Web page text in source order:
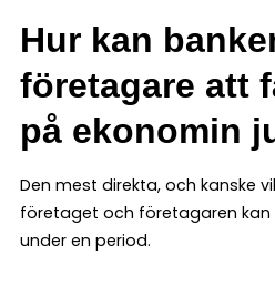
Hur kan
företagare att
på ekonomin
Den mest direkta, och kanske
företaget och företagaren
under en period.